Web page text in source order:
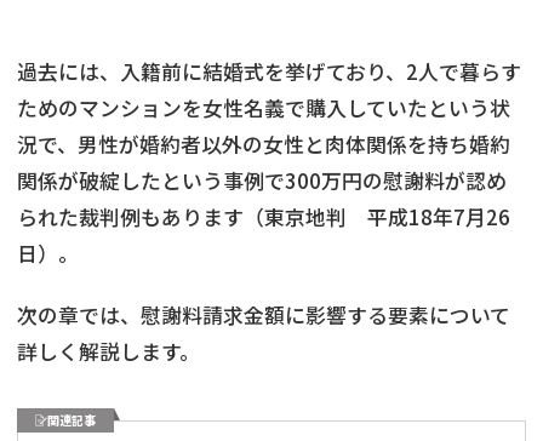
過去には、入籍前に結婚式を挙げており、2人で暮らす
ためのマンションを女性名義で購入していたという状
況で、男性が婚約者以外の女性と肉体関係を持ち婚約
関係が破綻したという事例で300万円の慰謝料が認め
られた裁判例もあります（東京地判 平成18年7月26
日）。
次の章では、慰謝料請求金額に影響する要素について
詳しく解説します。
関連記事